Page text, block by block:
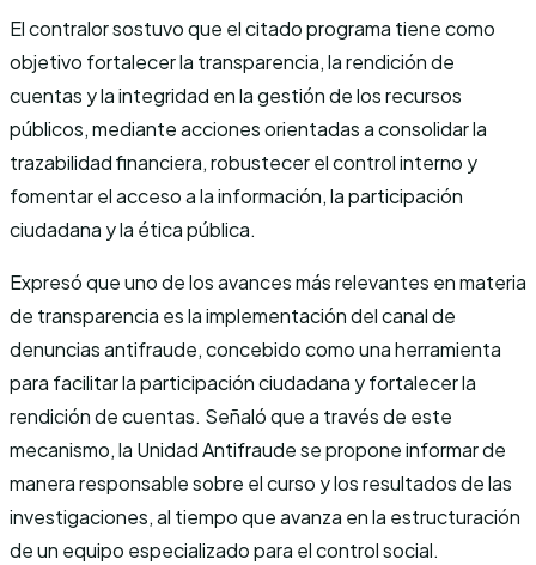
El contralor sostuvo que el citado programa tiene como
objetivo fortalecer la transparencia, la rendición de
cuentas y la integridad en la gestión de los recursos
públicos, mediante acciones orientadas a consolidar la
trazabilidad financiera, robustecer el control interno y
fomentar el acceso a la información, la participación
ciudadana y la ética pública.
Expresó que uno de los avances más relevantes en materia
de transparencia es la implementación del canal de
denuncias antifraude, concebido como una herramienta
para facilitar la participación ciudadana y fortalecer la
rendición de cuentas. Señaló que a través de este
mecanismo, la Unidad Antifraude se propone informar de
manera responsable sobre el curso y los resultados de las
investigaciones, al tiempo que avanza en la estructuración
de un equipo especializado para el control social.